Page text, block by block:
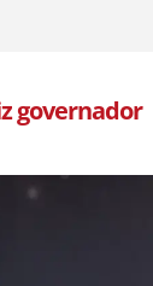
governador